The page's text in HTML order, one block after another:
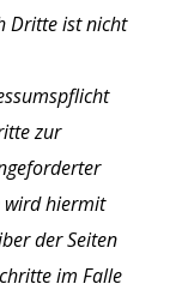
Dritte ist nicht
zur
wird hiermit
der Seiten
im Falle